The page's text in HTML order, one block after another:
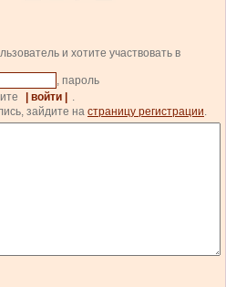
и хотите участвовать в
, пароль
| войти |
.
зайдите на страницу регистрации.